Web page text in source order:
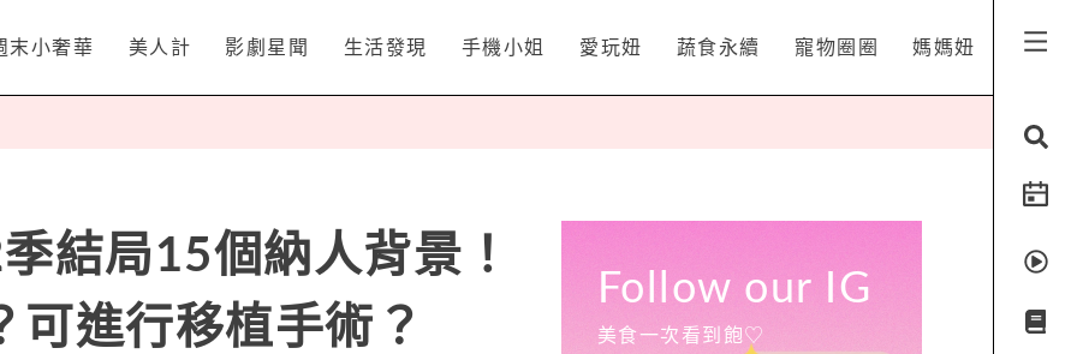
末小奢華 美人計 影劇星聞 生活發現 手機小姐 愛玩妞 蔬食永續 寵物圈圈 媽媽妞
結局15個納人背景！
可進行移植手術？
Follow our IG
美食一次看到飽♡